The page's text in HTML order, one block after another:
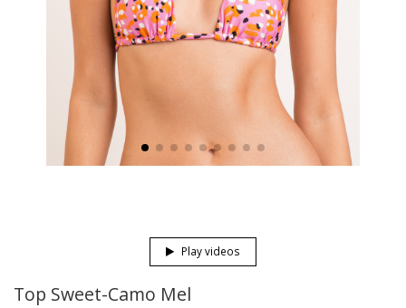
Play videos
Top Sweet-Camo Mel